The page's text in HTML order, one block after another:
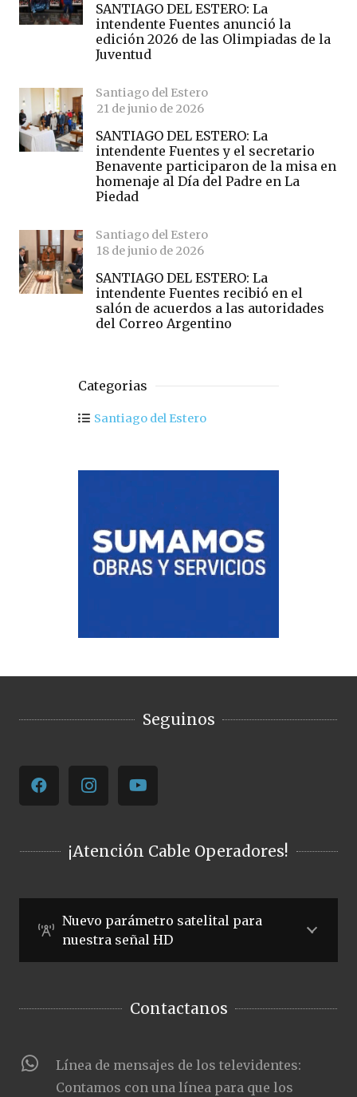
SANTIAGO DEL ESTERO: La
intendente Fuentes anunció la
edición 2026 de las Olimpiadas de la
Juventud
Santiago del Estero
21 de junio de 2026
SANTIAGO DEL ESTERO: La
intendente Fuentes y el secretario
Benavente participaron de la misa en
homenaje al Día del Padre en La
Piedad
Santiago del Estero
18 de junio de 2026
SANTIAGO DEL ESTERO: La
intendente Fuentes recibió en el
salón de acuerdos a las autoridades
del Correo Argentino
Categorias
Santiago del Estero
Seguinos
¡Atención Cable Operadores!
Nuevo parámetro satelital para
nuestra señal HD
Contactanos
Línea de mensajes de los televidentes:
Contamos con una línea para que los